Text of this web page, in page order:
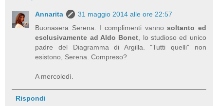
Annarita
31 maggio 2014 alle ore 22:57
Buonasera Serena. I complimenti vannosoltanto ed
esclusivamente ad Aldo Bonet , lo studioso ed unico
padre del Diagramma di Argilla. "Tutti quelli" non
esistono, Serena. Compreso?
A mercoledì.
Rispondi